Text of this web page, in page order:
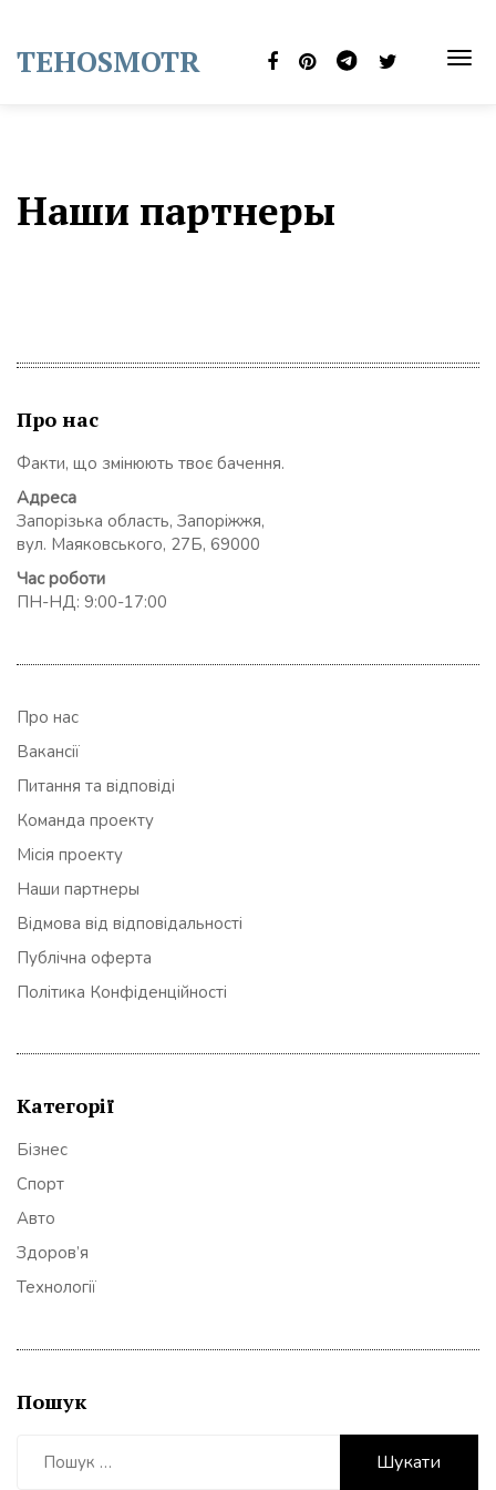
content
TEHOSMOTR
Наши партнеры
Про нас
Факти, що змінюють твоє бачення.
Адреса
Запорізька область, Запоріжжя,
вул. Маяковського, 27Б, 69000
Час роботи
ПН-НД: 9:00-17:00
Про нас
Вакансії
Питання та відповіді
Команда проекту
Місія проекту
Наши партнеры
Відмова від відповідальності
Публічна оферта
Політика Конфіденційності
Категорії
Бізнес
Спорт
Авто
Здоров’я
Технології
Пошук